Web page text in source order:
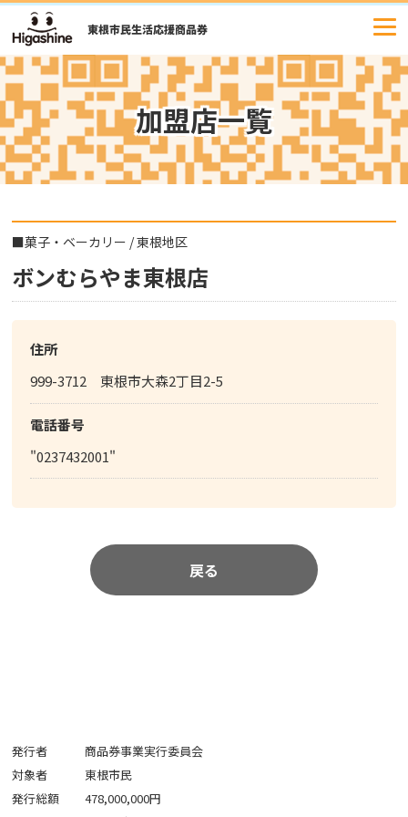
コ
ン
テ
ン
ツ
へ
ス
キ
ッ
加盟店一覧
■菓子・ベーカリー /東根地区
ボンむらやま東根店
住所
999-3712 東根市大森2丁目2-5
電話番号
"0237432001"
戻る
発行者
商品券事業実行委員会
対象者
東根市民
発行総額
478,000,000円